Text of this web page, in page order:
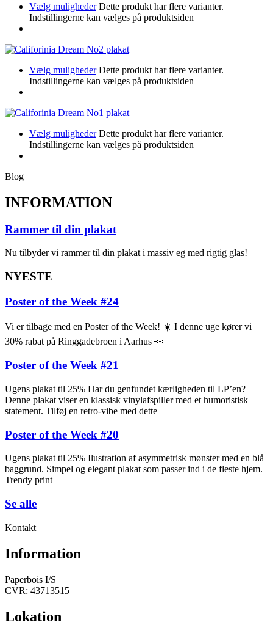
Vælg muligheder Dette produkt har flere varianter.
Indstillingerne kan vælges på produktsiden
Vælg muligheder Dette produkt har flere varianter.
Indstillingerne kan vælges på produktsiden
Vælg muligheder Dette produkt har flere varianter.
Indstillingerne kan vælges på produktsiden
Blog
INFORMATION
Rammer til din plakat
Nu tilbyder vi rammer til din plakat i massiv eg med rigtig glas!
NYESTE
Poster of the Week #24
Vi er tilbage med en Poster of the Week! ☀️ I denne uge kører vi
30% rabat på Ringgadebroen i Aarhus 👀
Poster of the Week #21
Ugens plakat til 25% Har du genfundet kærligheden til LP’en?
Denne plakat viser en klassisk vinylafspiller med et humoristisk
statement. Tilføj en retro-vibe med dette
Poster of the Week #20
Ugens plakat til 25% Ilustration af asymmetrisk mønster med en blå
baggrund. Simpel og elegant plakat som passer ind i de fleste hjem.
Trendy print
Se alle
Kontakt
Information
Paperbois I/S
CVR: 43713515
Lokation